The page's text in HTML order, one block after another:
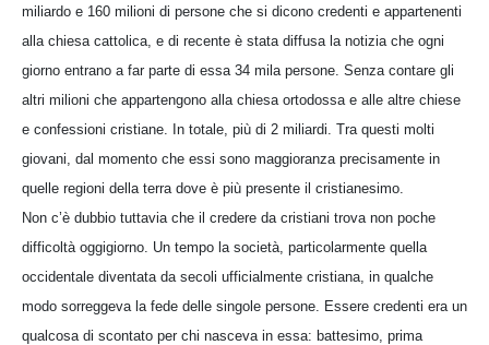
miliardo e 160 milioni di persone che si dicono credenti e appartenenti
alla chiesa cattolica, e di recente è stata diffusa la notizia che ogni
giorno entrano a far parte di essa 34 mila persone. Senza contare gli
altri milioni che appartengono alla chiesa ortodossa e alle altre chiese
e confessioni cristiane. In totale, più di 2 miliardi. Tra questi molti
giovani, dal momento che essi sono maggioranza precisamente in
quelle regioni della terra dove è più presente il cristianesimo.
Non c’è dubbio tuttavia che il credere da cristiani trova non poche
difficoltà oggigiorno. Un tempo la società, particolarmente quella
occidentale diventata da secoli ufficialmente cristiana, in qualche
modo sorreggeva la fede delle singole persone. Essere credenti era un
qualcosa di scontato per chi nasceva in essa: battesimo, prima